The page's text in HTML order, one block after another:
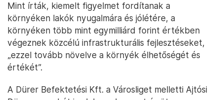
Mint írták, kiemelt figyelmet fordítanak a
környéken lakók nyugalmára és jólétére, a
környéken több mint egymilliárd forint értékben
végeznek közcélú infrastrukturális fejlesztéseket,
„ezzel tovább növelve a környék élhetőségét és
értékét”.
A Dürer Befektetési Kft. a Városliget melletti Ajtósi